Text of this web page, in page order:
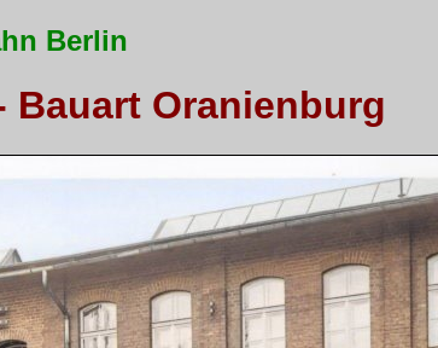
Berlin
Bauart Oranienburg